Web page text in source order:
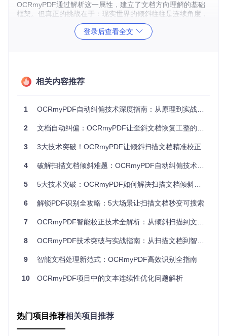
OCRmyPDF通过解析这一属性，建立了文档方向理解的基础
框架。但真正的挑战在于：现实世界的倾斜往往是连续角度，
而非PDF标准定义的0/90/180/270四个离散值。这就需要超越
简单属性解析的智能检测系统。
OCRmyPDF如何将倾斜的像素矩阵转化为精确的校正角度？
def
detect_skew( image):
    edges = canny_edge_detection(image)
    orientation = tesseract_osd(image)
# OCR引擎方向检测
# 阶段3：多源信息融合
return
这一架构解决了单一算法的固有局限：计算机视觉擅长处理整
体布局，而OCR引擎则精于文本特征分析。两者的结合使系统
在低对比度、复杂背景等极端场景下仍保持90%以上的检测准
整性的前提下执行旋转？OCRmyPDF采用创新的"分层旋转"策
登录后查看全文
相关内容推荐
1 OCRmyPDF自动纠偏技术深度指南：从原理到实战的全方位解析
2 文档自动纠偏：OCRmyPDF让歪斜文档恢复工整的技术实现
3 3大技术突破！OCRmyPDF让倾斜扫描文档精准校正
4 破解扫描文档倾斜难题：OCRmyPDF自动纠偏技术深度探索
5 5大技术突破：OCRmyPDF如何解决扫描文档倾斜难题
6 解锁PDF识别全攻略：5大场景让扫描文档秒变可搜索
7 OCRmyPDF智能校正技术全解析：从倾斜扫描到文档优化的效率提升之路
8 OCRmyPDF技术突破与实战指南：从扫描文档到智能检索的全流程优化
9 智能文档处理新范式：OCRmyPDF高效识别全指南
10 OCRmyPDF项目中的文本连续性优化问题解析
热门项目推荐相关项目推荐